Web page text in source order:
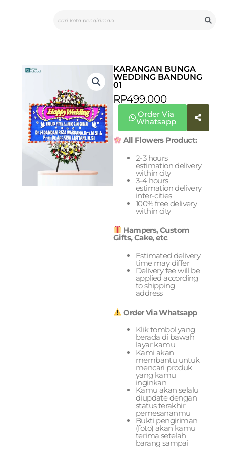
KARANGAN BUNGA
WEDDING BANDUNG
01
RP499.000
Order Via
Whatsapp
All Flowers Product:
2-3 hours
estimation delivery
within city
3-4 hours
estimation delivery
inter-cities
100% free delivery
within city
Hampers, Custom
Gifts, Cake, etc
Estimated delivery
time may differ
Delivery fee will be
applied according
to shipping
address
Order Via Whatsapp
Klik tombol yang
berada di bawah
layar kamu
Kami akan
membantu untuk
mencari produk
yang kamu
inginkan
Kamu akan selalu
diupdate dengan
status terakhir
pemesananmu
Bukti pengiriman
(foto) akan kamu
terima setelah
barang sampai